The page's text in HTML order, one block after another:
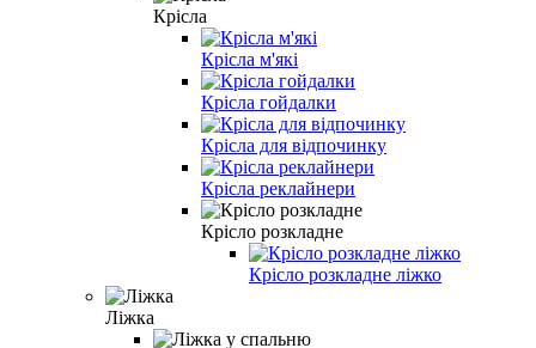
Крісла
Крісла м'які
Крісла гойдалки
Крісла для відпочинку
Крісла реклайнери
Крісло розкладне
Крісло розкладне ліжко
Ліжка